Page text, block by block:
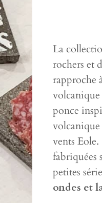
La
rochers et
rapproche
volcanique
ponce
volcanique
vents
fabriquées
petites
ondes et